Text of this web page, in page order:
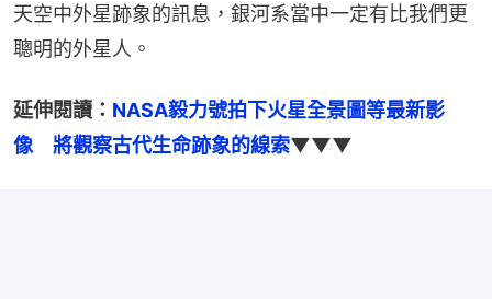
天空中外星跡象的訊息，銀河系當中一定有比我們更
聰明的外星人。
延伸閱讀： NASA毅力號拍下火星全景圖等最新影
像　將觀察古代生命跡象的線索▼▼▼